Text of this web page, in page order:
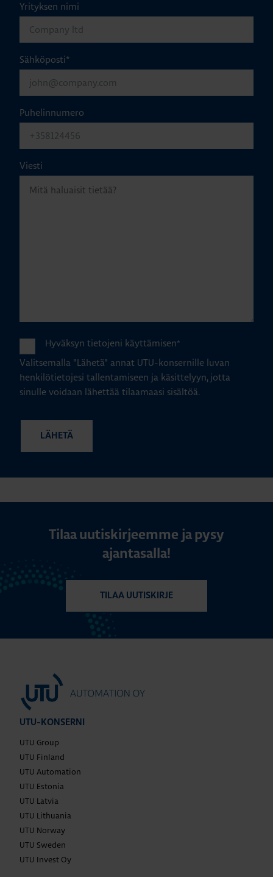
Yrityksen nimi
Sähköposti*
Puhelinnumero
Viesti
Hyväksyn tietojeni käyttämisen*
Valitsemalla "Lähetä" annat UTU-konsernille luvan
henkilötietojesi tallentamiseen ja käsittelyyn, jotta
sinulle voidaan lähettää tilaamaasi sisältöä.
Tilaa uutiskirjeemme ja pysy
ajantasalla!
TILAA UUTISKIRJE
UTU-KONSERNI
UTU Group
UTU Finland
UTU Automation
UTU Estonia
UTU Latvia
UTU Lithuania
UTU Norway
UTU Sweden
UTU Invest Oy